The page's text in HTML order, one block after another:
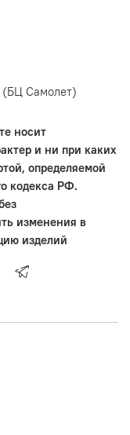
(БЦ Самолет)
носит
и ни при каких
определяемой
кодекса РФ.
изменения в
изделий